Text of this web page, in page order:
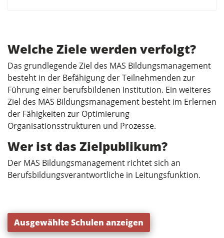
Welche Ziele werden verfolgt?
Das grundlegende Ziel des MAS Bildungsmanagement
besteht in der Befähigung der Teilnehmenden zur
Führung einer berufsbildenen Institution. Ein weiteres
Ziel des MAS Bildungsmanagement besteht im Erlernen
der Fähigkeiten zur Optimierung
Organisationsstrukturen und Prozesse.
Wer ist das Zielpublikum?
Der MAS Bildungsmanagement richtet sich an
Berufsbildungsverantwortliche in Leitungsfunktion.
Ausgewählte Schulen anzeigen